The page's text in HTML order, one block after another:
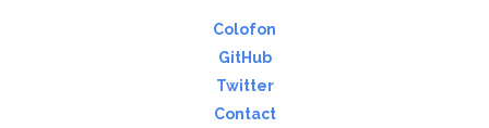
Colofon
GitHub
Twitter
Contact